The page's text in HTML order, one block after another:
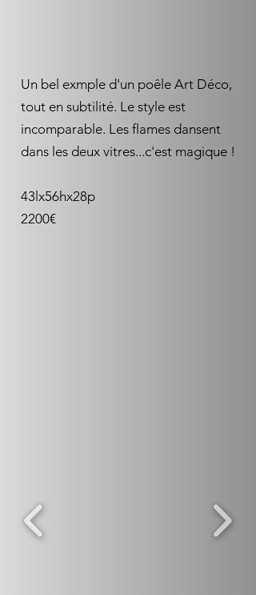
Un bel exmple d'un poêle Art Déco,
tout en subtilité. Le style est
incomparable. Les flames dansent
dans les deux vitres...c'est magique !
43lx56hx28p
2200€